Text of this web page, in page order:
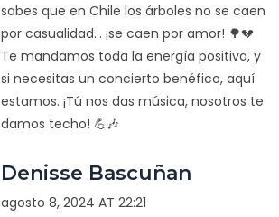
sabes que en Chile los árboles no se caen
por casualidad... ¡se caen por amor! 🌳💔
Te mandamos toda la energía positiva, y
si necesitas un concierto benéfico, aquí
estamos. ¡Tú nos das música, nosotros te
damos techo! 💪🎶
Denisse Bascuñan
agosto 8, 2024 AT 22:21